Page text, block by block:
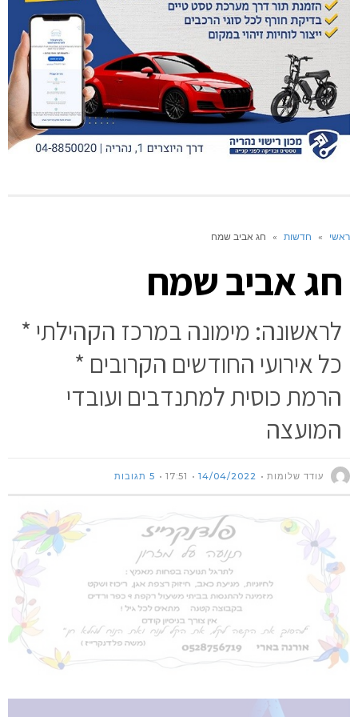
ראשי » חדשות » חג אביב שמח
חג אביב שמח
לראשונה: מימונה במרכז הקהילתי *
כל אירועי החודשים הקרובים *
הרמת כוסית למתנדבים ועובדי
המועצה
עודד שלומות 14/04/2022
17:51 5 תגובות